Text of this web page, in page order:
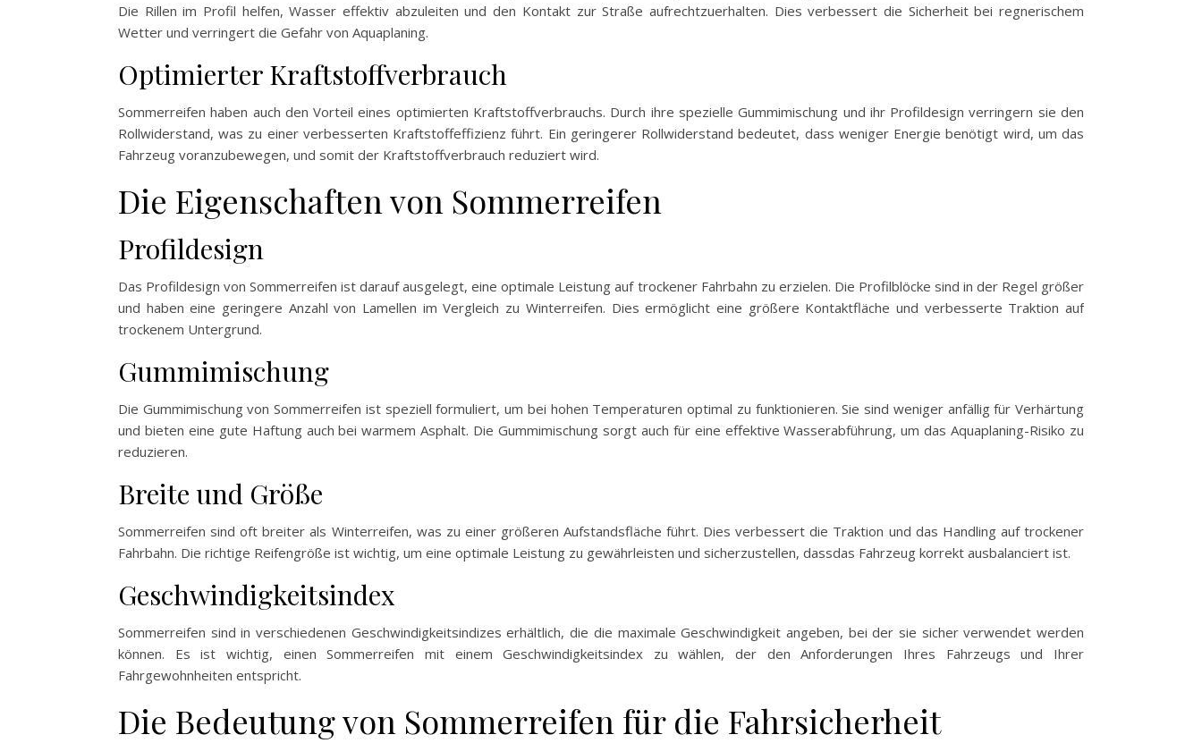
Die Rillen im Profil helfen, Wasser effektiv abzuleiten und den Kontakt zur Straße aufrechtzuerhalten. Dies verbessert die Sicherheit bei regnerischem
Wetter und verringert die Gefahr von Aquaplaning.
Optimierter Kraftstoffverbrauch
Sommerreifen haben auch den Vorteil eines optimierten Kraftstoffverbrauchs. Durch ihre spezielle Gummimischung und ihr Profildesign verringern sie den
Rollwiderstand, was zu einer verbesserten Kraftstoffeffizienz führt. Ein geringerer Rollwiderstand bedeutet, dass weniger Energie benötigt wird, um das
Fahrzeug voranzubewegen, und somit der Kraftstoffverbrauch reduziert wird.
Die Eigenschaften von Sommerreifen
Profildesign
Das Profildesign von Sommerreifen ist darauf ausgelegt, eine optimale Leistung auf trockener Fahrbahn zu erzielen. Die Profilblöcke sind in der Regel größer
und haben eine geringere Anzahl von Lamellen im Vergleich zu Winterreifen. Dies ermöglicht eine größere Kontaktfläche und verbesserte Traktion auf
trockenem Untergrund.
Gummimischung
Die Gummimischung von Sommerreifen ist speziell formuliert, um bei hohen Temperaturen optimal zu funktionieren. Sie sind weniger anfällig für Verhärtung
und bieten eine gute Haftung auch bei warmem Asphalt. Die Gummimischung sorgt auch für eine effektive Wasserabführung, um das Aquaplaning-Risiko zu
reduzieren.
Breite und Größe
Sommerreifen sind oft breiter als Winterreifen, was zu einer größeren Aufstandsfläche führt. Dies verbessert die Traktion und das Handling auf trockener
Fahrbahn. Die richtige Reifengröße ist wichtig, um eine optimale Leistung zu gewährleisten und sicherzustellen, dassdas Fahrzeug korrekt ausbalanciert ist.
Geschwindigkeitsindex
Sommerreifen sind in verschiedenen Geschwindigkeitsindizes erhältlich, die die maximale Geschwindigkeit angeben, bei der sie sicher verwendet werden
können. Es ist wichtig, einen Sommerreifen mit einem Geschwindigkeitsindex zu wählen, der den Anforderungen Ihres Fahrzeugs und Ihrer
Fahrgewohnheiten entspricht.
Die Bedeutung von Sommerreifen für die Fahrsicherheit